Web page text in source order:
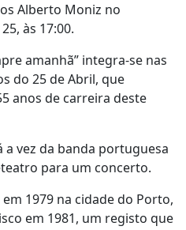
Alberto Moniz no
às 17:00.
amanhã” integra-se nas
do 25 de Abril, que
anos de carreira deste
a vez da banda portuguesa
para um concerto.
1979 na cidade do Porto,
em 1981, um registo que